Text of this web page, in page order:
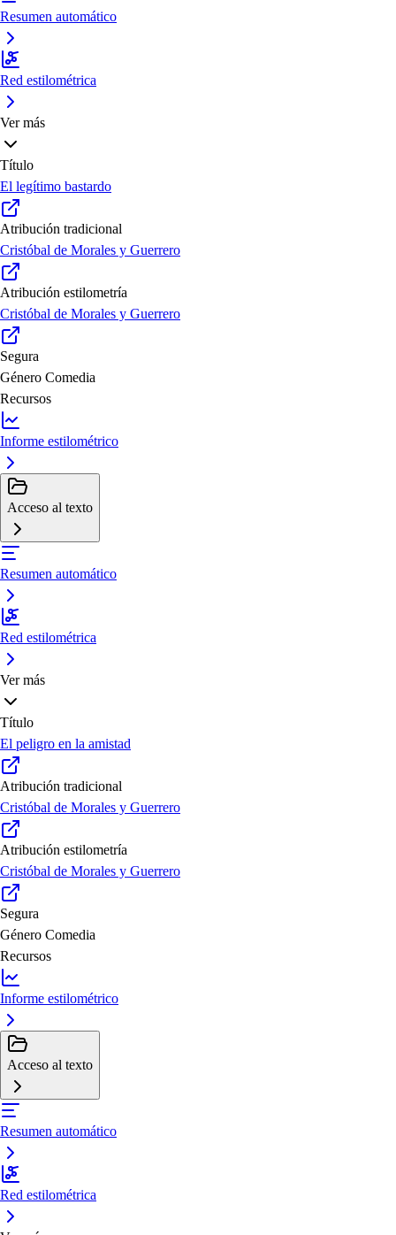
Resumen automático
Red estilométrica
Ver más
Título
El legítimo bastardo
Atribución tradicional
Cristóbal de Morales y Guerrero
Atribución estilometría
Cristóbal de Morales y Guerrero
Segura
Género Comedia
Recursos
Informe estilométrico
Acceso al texto
Resumen automático
Red estilométrica
Ver más
Título
El peligro en la amistad
Atribución tradicional
Cristóbal de Morales y Guerrero
Atribución estilometría
Cristóbal de Morales y Guerrero
Segura
Género Comedia
Recursos
Informe estilométrico
Acceso al texto
Resumen automático
Red estilométrica